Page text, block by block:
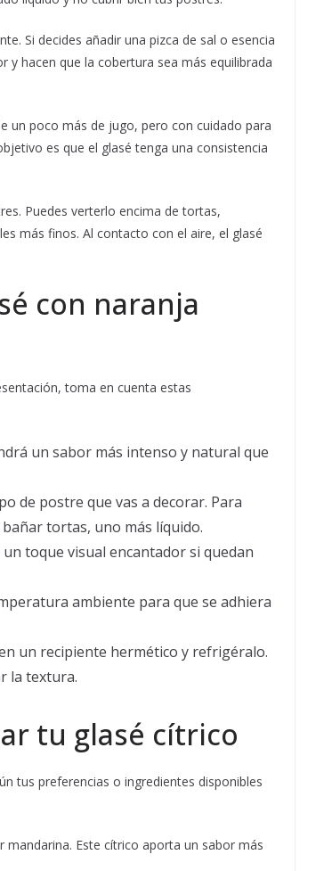
Si decides añadir una pizca de sal o esencia
y hacen que la cobertura sea más equilibrada
un poco más de jugo, pero con cuidado para
es que el glasé tenga una consistencia
Puedes verterlo encima de tortas,
más finos. Al contacto con el aire, el glasé
con naranja
toma en cuenta estas
un sabor más intenso y natural que
de postre que vas a decorar. Para
tortas, uno más líquido.
toque visual encantador si quedan
ambiente para que se adhiera
un recipiente hermético y refrigéralo.
la textura.
tu glasé cítrico
tus preferencias o ingredientes disponibles
Este cítrico aporta un sabor más